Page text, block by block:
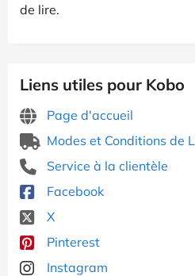
de lire.
Liens utiles pour Kobo
Page d'accueil
Modes et Conditions de
Service à la clientèle
Facebook
X
Pinterest
Instagram